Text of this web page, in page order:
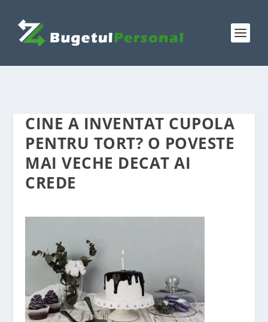
CINE A INVENTAT CUPOLA
PENTRU TORT? O POVESTE
MAI VECHE DECAT AI
CREDE